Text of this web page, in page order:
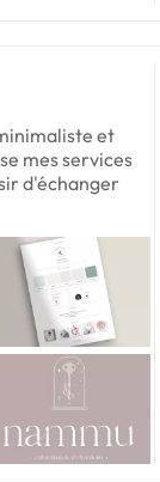
et
mes services
d'échanger